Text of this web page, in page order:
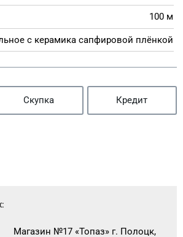
100 м
с керамика сапфировой плёнкой
Скупка Кредит
Магазин №17 «Топаз» г. Полоцк,